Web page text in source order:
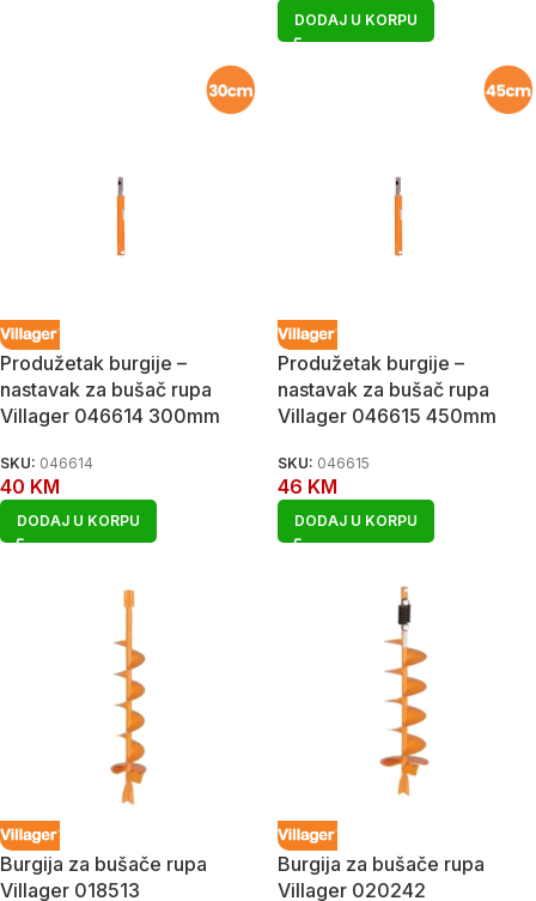
DODAJ U KORPU
Produžetak burgije –
nastavak za bušač rupa
Villager 046614 300mm
SKU: 046614
40 KM
DODAJ U KORPU
Produžetak burgije –
nastavak za bušač rupa
Villager 046615 450mm
SKU: 046615
46 KM
DODAJ U KORPU
Burgija za bušače rupa
Villager 018513
Burgija za bušače rupa
Villager 020242